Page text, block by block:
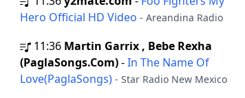
Hero Official HD Video - Areandina Radio
11:36 Martin Garrix , Bebe Rexha
(PaglaSongs.Com)-In The Name Of
Love(PaglaSongs) - Star Radio New Mexico